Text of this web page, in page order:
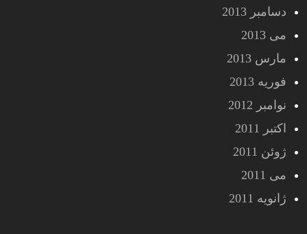
دسامبر 2013
می 2013
مارس 2013
فوریه 2013
نوامبر 2012
اکتبر 2011
ژوئن 2011
می 2011
ژانویه 2011